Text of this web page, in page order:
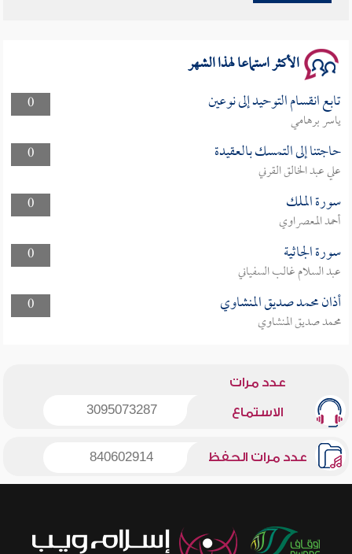
الأكثر استماعا لهذا الشهر
0 تابع انقسام التوحيد إلى نوعين
ياسر برهامي
0
حاجتنا إلى التمسك بالعقيدة
علي عبد الخالق القرني
0
سورة الملك
أحمد المعصراوي
0
سورة الجاثية
عبد السلام غالب السفياني
0
أذان محمد صديق المنشاوي
محمد صديق المنشاوي
عدد مرات
الاستماع 3095073287
عدد مرات الحفظ 840602914